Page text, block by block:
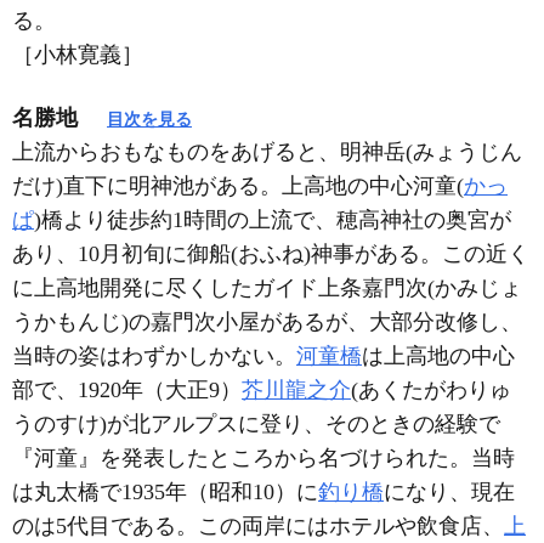
る。
［小林寛義］
名勝地 目次を見る
上流からおもなものをあげると、明神岳(みょうじん
だけ)直下に明神池がある。上高地の中心河童(かっ
ぱ)橋より徒歩約1時間の上流で、穂高神社の奥宮が
あり、10月初旬に御船(おふね)神事がある。この近く
に上高地開発に尽くしたガイド上条嘉門次(かみじょ
うかもんじ)の嘉門次小屋があるが、大部分改修し、
当時の姿はわずかしかない。 河童橋は上高地の中心
部で、1920年（大正9） 芥川龍之介(あくたがわりゅ
うのすけ)が北アルプスに登り、そのときの経験で
『河童』を発表したところから名づけられた。当時
は丸太橋で1935年（昭和10）に釣り橋になり、現在
のは5代目である。この両岸にはホテルや飲食店、 上